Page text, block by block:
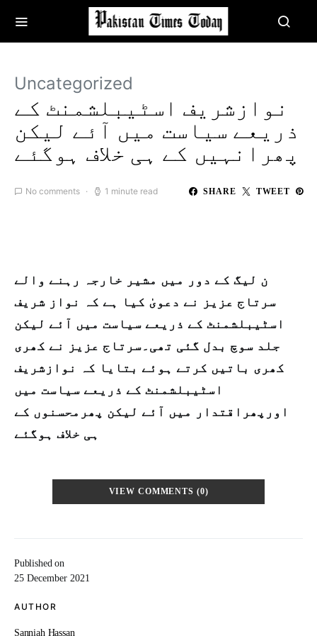
Uncategorized
نوازشریف اسٹیبلشمنٹ کے
ذریعے سیاست میں آئے لیکن
پھرانہیں کے ہی خلاف ہوگئے
No comments 1 minute read SHARE TWEET
Published on
25 December 2021
AUTHOR
Sanniah Hassan
ن لیگ کے دور میں مشیر خارجہ رہنے والے
سرتاج عزیز نے دعویٰ کیا ہے کہ نواز شریف
اسٹیبلشمنٹ کے ذریعے سیاست میں آئے لیکن
جلد سوچ بدل گئی تھی۔سرتاج عزیز نے کھری
کھری باتیں کرتے ہوئے بتایا کہ نوازشریف
اسٹیبلشمنٹ کے ذریعے سیاست میں
اورپھراقتدار میں آئے لیکن پھرمحسنوں کے
ہی خلاف ہوگئے
VIEW COMMENTS (0)